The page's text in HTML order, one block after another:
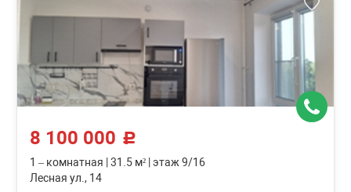
8 100 000 c
1 – комнатная 31.5 м² этаж 9/16
Лесная ул., 14